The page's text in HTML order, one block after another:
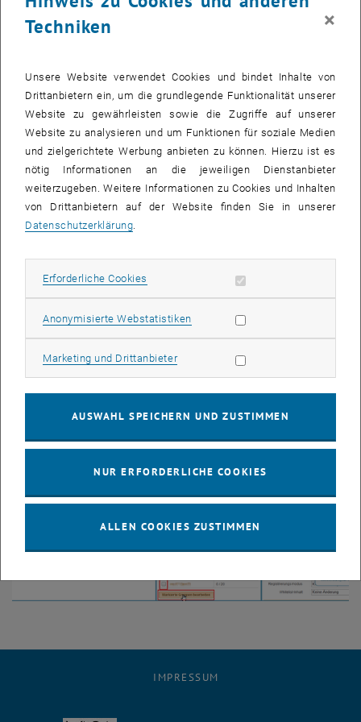
Bild
Attribute neu setzen.
Zum Beispiel:
Für alle Gruppen die Anmeldung auf einmal schließen
Für alle Gruppen eines Blocks die gleiche Whitelist auf einmal
IMPRESSUM
Techniken
×
Unsere Website verwendet Cookies und bindet Inhalte von
Drittanbietern ein, um die grundlegende Funktionalität unserer
Website zu gewährleisten sowie die Zugriffe auf unserer
Website zu analysieren und um Funktionen für soziale Medien
und zielgerichtete Werbung anbieten zu können. Hierzu ist es
nötig Informationen an die jeweiligen Dienstanbieter
weiterzugeben. Weitere Informationen zu Cookies und Inhalten
von Drittanbietern auf der Website finden Sie in unserer
Datenschutzerklärung
Erforderliche Cookies Erforderliche Cookies zulassen
Anonymisierte WebstatistikenStatistik Cookies zulassen
Marketing und DrittanbieterMarketing Cookies zulassen
AUSWAHL SPEICHERN UND ZUSTIMMEN
NUR ERFORDERLICHE COOKIES
ALLEN COOKIES ZUSTIMMEN